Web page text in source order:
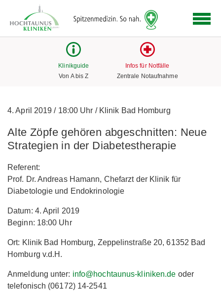
Link
zur
Klinikguide
Von A bis Z
Infos für Notfälle
Zentrale Notaufnahme
4. April 2019/18:00 Uhr /Klinik Bad Homburg
Alte Zöpfe gehören abgeschnitten: Neue
Strategien in der Diabetestherapie
Referent:
Prof. Dr. Andreas Hamann, Chefarzt der Klinik für
Diabetologie und Endokrinologie
Datum: 4. April 2019
Beginn: 18:00 Uhr
Ort: Klinik Bad Homburg, Zeppelinstraße 20, 61352 Bad
Homburg v.d.H.
Anmeldung unter: info@hochtaunus-kliniken.de oder
telefonisch (06172) 14-2541